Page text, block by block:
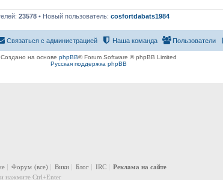
23578 • Новый пользователь: cosfortdabats1984
Пользователи
Наша команда
Связаться с администрацией
Создано на основе phpBB® Forum Software © phpBB Limited
Русская поддержка phpBB
Форум (все) Вики Блог IRC
Реклама на сайте
нажмите Ctrl+Enter